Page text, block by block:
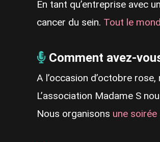
En tant qu’entreprise avec
cancer du sein. Tout le
Comment avez-
A l’occasion d’octobre
L’association Madame S
Nous organisons une